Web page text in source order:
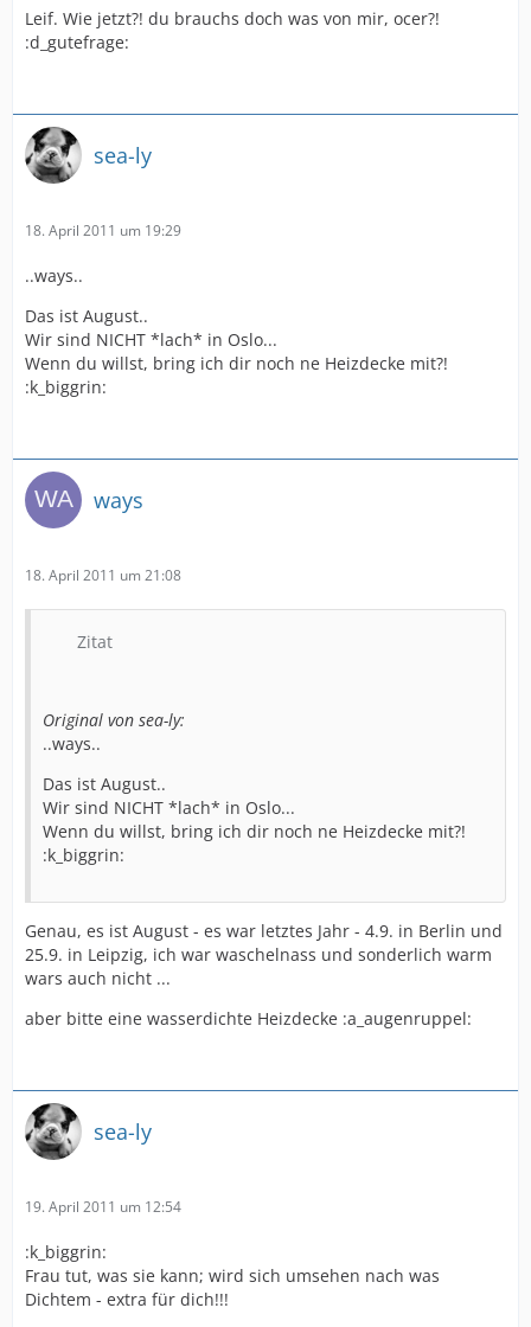
Leif. Wie jetzt?! du brauchs doch was von mir, ocer?!
:d_gutefrage:
sea-ly
18. April 2011 um 19:29
..ways..
Das ist August..
Wir sind NICHT *lach* in Oslo...
Wenn du willst, bring ich dir noch ne Heizdecke mit?!
:k_biggrin:
ways
18. April 2011 um 21:08
Zitat
Original von sea-ly:
..ways..
Das ist August..
Wir sind NICHT *lach* in Oslo...
Wenn du willst, bring ich dir noch ne Heizdecke mit?!
:k_biggrin:
Genau, es ist August - es war letztes Jahr - 4.9. in Berlin und
25.9. in Leipzig, ich war waschelnass und sonderlich warm
wars auch nicht ...
aber bitte eine wasserdichte Heizdecke :a_augenruppel:
sea-ly
19. April 2011 um 12:54
:k_biggrin:
Frau tut, was sie kann; wird sich umsehen nach was
Dichtem - extra für dich!!!